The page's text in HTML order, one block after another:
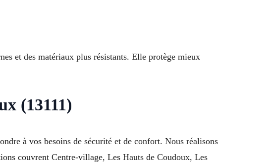
et des matériaux plus résistants. Elle protège mieux
(13111)
à vos besoins de sécurité et de confort. Nous réalisons
couvrent Centre-village, Les Hauts de Coudoux, Les